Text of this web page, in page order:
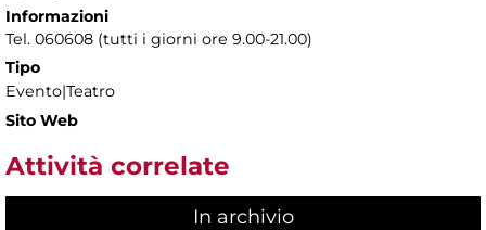
Informazioni
Tel. 060608 (tutti i giorni ore 9.00-21.00)
Tipo
Evento|Teatro
Sito Web
Attività correlate
In archivio